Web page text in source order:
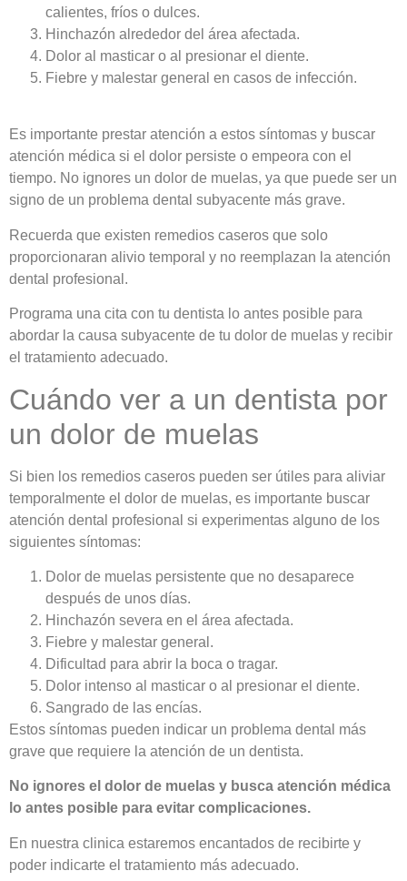
calientes, fríos o dulces.
Hinchazón alrededor del área afectada.
Dolor al masticar o al presionar el diente.
Fiebre y malestar general en casos de infección.
Es importante prestar atención a estos síntomas y buscar
atención médica si el dolor persiste o empeora con el
tiempo. No ignores un dolor de muelas, ya que puede ser un
signo de un problema dental subyacente más grave.
Recuerda que existen remedios caseros que solo
proporcionaran alivio temporal y no reemplazan la atención
dental profesional.
Programa una cita con tu dentista lo antes posible para
abordar la causa subyacente de tu dolor de muelas y recibir
el tratamiento adecuado.
Cuándo ver a un dentista por
un dolor de muelas
Si bien los remedios caseros pueden ser útiles para aliviar
temporalmente el dolor de muelas, es importante buscar
atención dental profesional si experimentas alguno de los
siguientes síntomas:
Dolor de muelas persistente que no desaparece
después de unos días.
Hinchazón severa en el área afectada.
Fiebre y malestar general.
Dificultad para abrir la boca o tragar.
Dolor intenso al masticar o al presionar el diente.
Sangrado de las encías.
Estos síntomas pueden indicar un problema dental más
grave que requiere la atención de un dentista.
No ignores el dolor de muelas y busca atención médica
lo antes posible para evitar complicaciones.
En nuestra clinica estaremos encantados de recibirte y
poder indicarte el tratamiento más adecuado.